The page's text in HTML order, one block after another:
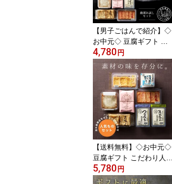
【男子ごはんで紹介】◇
お中元◇ 豆腐ギフト 厳
選お試しセット 国産大豆
100% 三河産 無添加 と
うふ 絹ごし 木綿 食べ比
べ 詰め合わせ 高タンパ
ク 低糖質 ヘルシー お取
り寄せグルメ 老舗 手造
り 内祝い 御祝 母の日 父
の日 敬老の日 プレゼン
ト 辻豆腐店
4,780円
【送料無料】◇お中元◇
豆腐ギフト こだわり人気
セット 国産大豆100% 三
河産 無添加 とうふ 絹ご
5,780円